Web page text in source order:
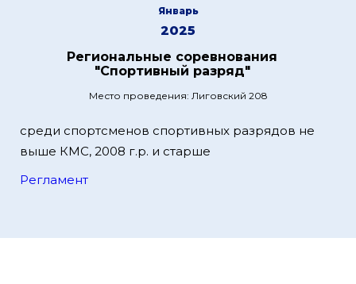
Январь
2025
Региональные соревнования
"Спортивный разряд"
Место проведения: Лиговский 208
среди спортсменов спортивных разрядов не
выше КМС, 2008 г.р. и старше
Регламент